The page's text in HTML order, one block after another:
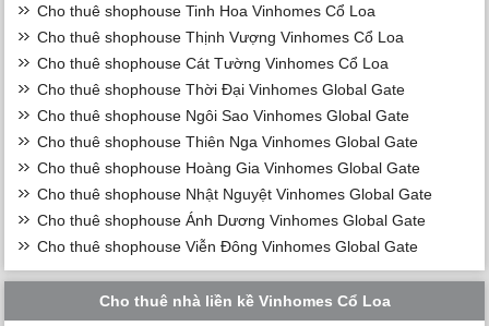
Cho thuê shophouse Tinh Hoa Vinhomes Cổ Loa
Cho thuê shophouse Thịnh Vượng Vinhomes Cổ Loa
Cho thuê shophouse Cát Tường Vinhomes Cổ Loa
Cho thuê shophouse Thời Đại Vinhomes Global Gate
Cho thuê shophouse Ngôi Sao Vinhomes Global Gate
Cho thuê shophouse Thiên Nga Vinhomes Global Gate
Cho thuê shophouse Hoàng Gia Vinhomes Global Gate
Cho thuê shophouse Nhật Nguyệt Vinhomes Global Gate
Cho thuê shophouse Ánh Dương Vinhomes Global Gate
Cho thuê shophouse Viễn Đông Vinhomes Global Gate
Cho thuê nhà liền kề Vinhomes Cổ Loa